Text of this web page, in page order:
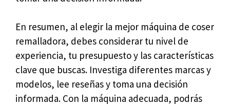
En resumen, al elegir la mejor máquina de coser
remalladora, debes considerar tu nivel de
experiencia, tu presupuesto y las características
clave que buscas. Investiga diferentes marcas y
modelos, lee reseñas y toma una decisión
informada. Con la máquina adecuada, podrás